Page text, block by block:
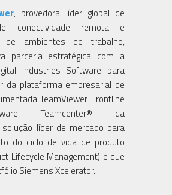
, provedora líder global de
conectividade remota e
de ambientes de trabalho,
parceria estratégica com a
Industries Software para
da plataforma empresarial de
TeamViewer Frontline
Teamcenter® da
líder de mercado para
do ciclo de vida de produto
Lifecycle Management) e que
Siemens Xcelerator.